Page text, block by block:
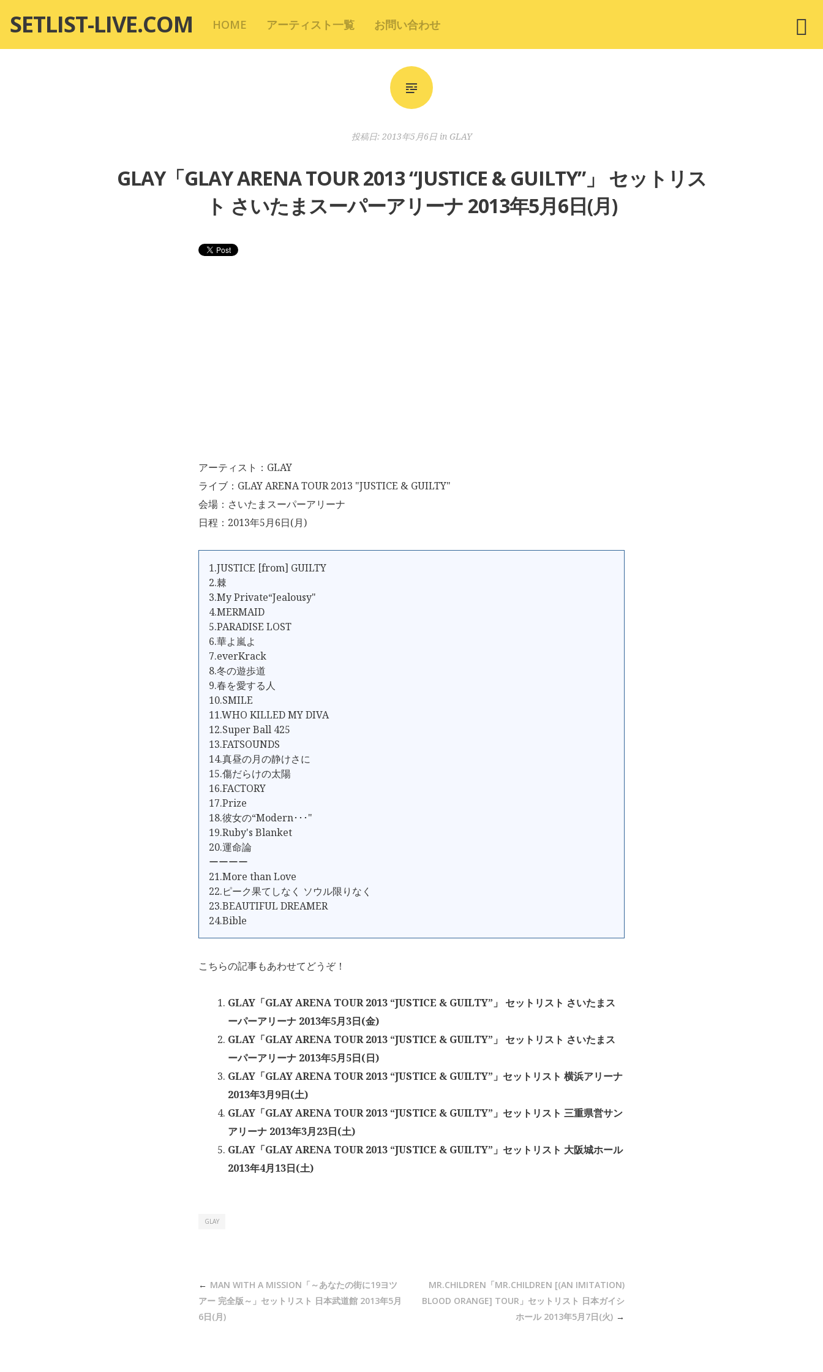
テ
SETLIST-LIVE.COM HOME アーティスト一覧 お問い合わせ
投稿日: 2013年5月6日in GLAY
GLAY「GLAY ARENA TOUR 2013 “JUSTICE & GUILTY”」 セットリス
ト さいたまスーパーアリーナ 2013年5月6日(月)
アーティスト：GLAY
ライブ：GLAY ARENA TOUR 2013 "JUSTICE & GUILTY"
会場：さいたまスーパーアリーナ
日程：2013年5月6日(月)
1.JUSTICE [from] GUILTY
2.棘
3.My Private“Jealousy"
4.MERMAID
5.PARADISE LOST
6.華よ嵐よ
7.everKrack
8.冬の遊歩道
9.春を愛する人
10.SMILE
11.WHO KILLED MY DIVA
12.Super Ball 425
13.FATSOUNDS
14.真昼の月の静けさに
15.傷だらけの太陽
16.FACTORY
17.Prize
18.彼女の“Modern･･･"
19.Ruby's Blanket
20.運命論
ーーーー
21.More than Love
22.ピーク果てしなく ソウル限りなく
23.BEAUTIFUL DREAMER
24.Bible
こちらの記事もあわせてどうぞ！
GLAY「GLAY ARENA TOUR 2013 “JUSTICE & GUILTY”」 セットリスト さいたまス
ーパーアリーナ 2013年5月3日(金)
GLAY「GLAY ARENA TOUR 2013 “JUSTICE & GUILTY”」 セットリスト さいたまス
ーパーアリーナ 2013年5月5日(日)
GLAY「GLAY ARENA TOUR 2013 “JUSTICE & GUILTY”」セットリスト 横浜アリーナ
2013年3月9日(土)
GLAY「GLAY ARENA TOUR 2013 “JUSTICE & GUILTY”」セットリスト 三重県営サン
アリーナ 2013年3月23日(土)
GLAY「GLAY ARENA TOUR 2013 “JUSTICE & GUILTY”」セットリスト 大阪城ホール
2013年4月13日(土)
GLAY
MAN WITH A MISSION「～あなたの街に19ヨツ
アー 完全版～」セットリスト 日本武道館 2013年5月
6日(月)
MR.CHILDREN「MR.CHILDREN [(AN IMITATION)
BLOOD ORANGE] TOUR」セットリスト 日本ガイシ
ホール 2013年5月7日(火)